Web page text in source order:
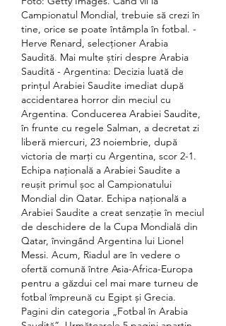
Campionatul Mondial, trebuie să crezi în
tine, orice se poate întâmpla în fotbal. -
Herve Renard, selecționer Arabia
Saudită. Mai multe știri despre Arabia
Saudită - Argentina: Decizia luată de
prințul Arabiei Saudite imediat după
accidentarea horror din meciul cu
Argentina. Conducerea Arabiei Saudite,
în frunte cu regele Salman, a decretat zi
liberă miercuri, 23 noiembrie, după
victoria de marți cu Argentina, scor 2-1.
Echipa națională a Arabiei Saudite a
reușit primul șoc al Campionatului
Mondial din Qatar. Echipa națională a
Arabiei Saudite a creat senzație în meciul
de deschidere de la Cupa Mondială din
Qatar, învingând Argentina lui Lionel
Messi. Acum, Riadul are în vedere o
ofertă comună între Asia-Africa-Europa
pentru a găzdui cel mai mare turneu de
fotbal împreună cu Egipt și Grecia.
Pagini din categoria „Fotbal în Arabia